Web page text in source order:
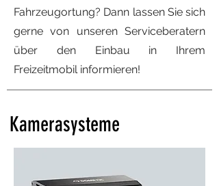
Fahrzeugortung? Dann lassen Sie sich
gerne von unseren Serviceberatern
über den Einbau in Ihrem
Freizeitmobil informieren!
Kamerasysteme